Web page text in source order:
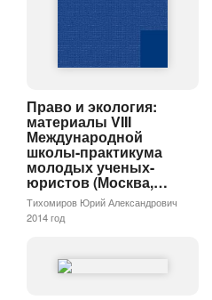
Право и экология:
материалы VIII
Международной
школы-практикума
молодых ученых-
юристов (Москва,…
Тихомиров Юрий Александрович
2014 год